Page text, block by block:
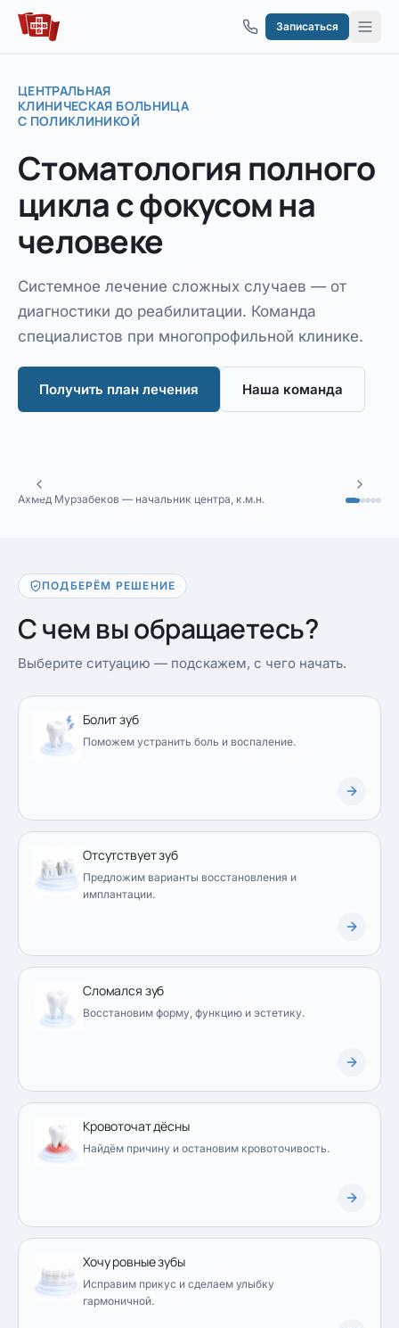
Перейти к содержимому
Записаться
ЦЕНТРАЛЬНАЯ
КЛИНИЧЕСКАЯ БОЛЬНИЦА
С ПОЛИКЛИНИКОЙ
Стоматология полного
циклас фокусом на
человеке
Системное лечение сложных случаев — от
диагностики до реабилитации. Команда
специалистов при многопрофильной клинике.
Получить план лечения Наша команда
Ахмед Мурзабеков — начальник центра, к.м.н.
ПОДБЕРЁМ РЕШЕНИЕ
С чем вы обращаетесь?
Выберите ситуацию — подскажем, с чего начать.
Болит зуб
Поможем устранить боль и воспаление.
Отсутствует зуб
Предложим варианты восстановления и
имплантации.
Сломался зуб
Восстановим форму, функцию и эстетику.
Кровоточат дёсны
Найдём причину и остановим кровоточивость.
Хочу ровные зубы
Исправим прикус и сделаем улыбку
гармоничной.